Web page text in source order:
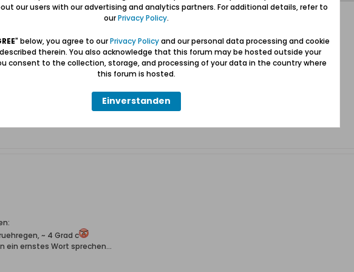
fürs Herz." (R.Fernau)
~ 4 Grad c
ein ernstes Wort sprechen...
our users with our advertising and analytics partners. For additional details, refer to
ourPrivacy Policy.
" below, you agree to ourPrivacy Policyand our personal data processing and cookie
therein. You also acknowledge that this forum may be hosted outside your
consent to the collection, storage, and processing of your data in the country where
this forum is hosted.
Einverstanden